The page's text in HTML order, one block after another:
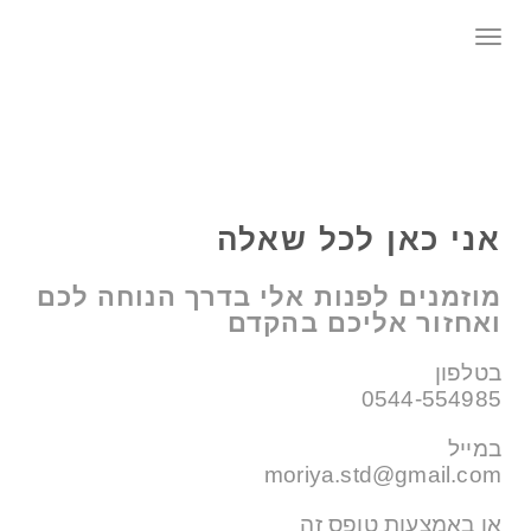
תפריט
אני כאן לכל שאלה
מוזמנים לפנות אלי בדרך הנוחה לכם
ואחזור אליכם בהקדם
בטלפון
0544-554985
במייל
moriya.std@gmail.com
או באמצעות טופס זה